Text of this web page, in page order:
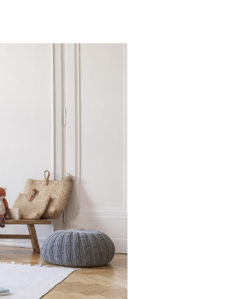
la nostra
mese riceverai
della tua
cucina,
delle Royal
volta
su genitorialità,
anche tu nel
è grandissima
rendere più